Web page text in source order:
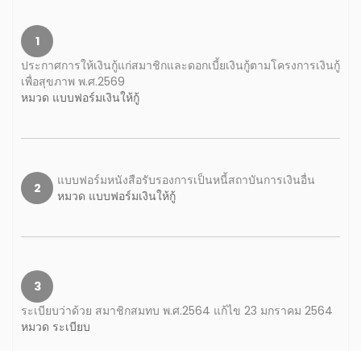
1
ประกาศการให้เงินกู้แก่สมาชิกและดอกเบี้ยเงินกู้ตามโครงการเงินกู้
เพื่อสุขภาพ พ.ศ.2569
หมวด แบบฟอร์มเงินให้กู้
2
แบบฟอร์มหนังสือรับรองการเป็นหนี้สถาบันการเงินอื่น
หมวด แบบฟอร์มเงินให้กู้
3
ระเบียบว่าด้วย สมาชิกสมทบ พ.ศ.2564 แก้ไข 23 มกราคม 2564
หมวด ระเบียบ